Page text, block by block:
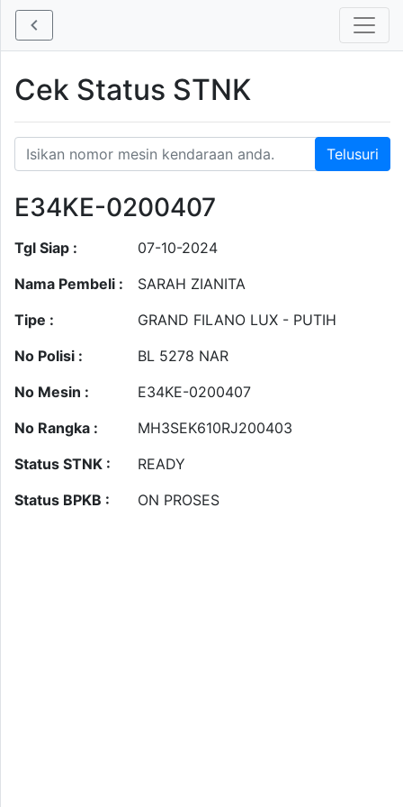
Cek Status STNK
E34KE-0200407
Tgl Siap :
07-10-2024
Nama Pembeli :
SARAH ZIANITA
Tipe :
GRAND FILANO LUX - PUTIH
No Polisi :
BL 5278 NAR
No Mesin :
E34KE-0200407
No Rangka :
MH3SEK610RJ200403
Status STNK :
READY
Status BPKB :
ON PROSES